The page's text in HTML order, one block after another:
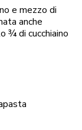
e mezzo di
anche
¾ di cucchiaino